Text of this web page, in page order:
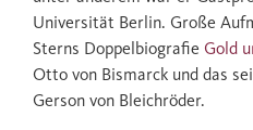
Universität Berlin. Große
Sterns Doppelbiografie Gold
Otto von Bismarck und das
Gerson von Bleichröder.